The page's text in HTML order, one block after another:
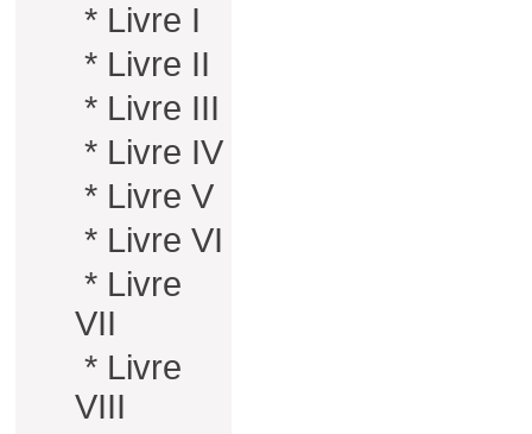
* Livre I
* Livre II
* Livre III
* Livre IV
* Livre V
* Livre VI
* Livre
VII
* Livre
VIII